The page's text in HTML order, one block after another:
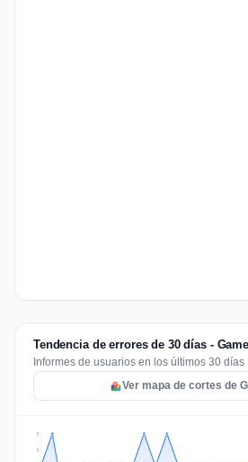
Tendencia de errores de 30 días -
Informes de usuarios en los últimos 30 días
Ver mapa de cortes de
2
2